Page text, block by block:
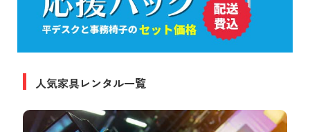
人気家具レンタル一覧